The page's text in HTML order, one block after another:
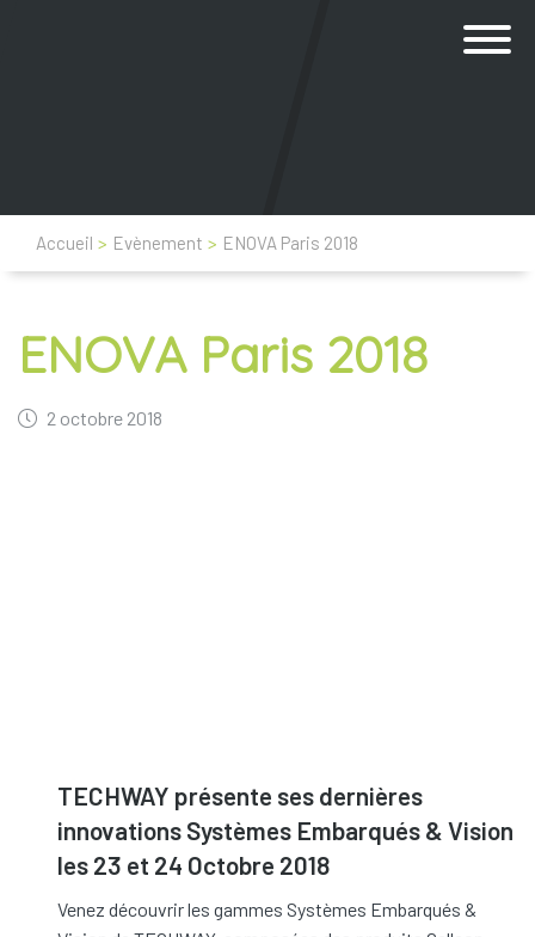
Accueil > Evènement > ENOVA Paris 2018
ENOVA Paris 2018
2 octobre 2018
TECHWAY présente ses dernières
innovations Systèmes Embarqués & Vision
les 23 et 24 Octobre 2018
Venez découvrir les gammes Systèmes Embarqués &